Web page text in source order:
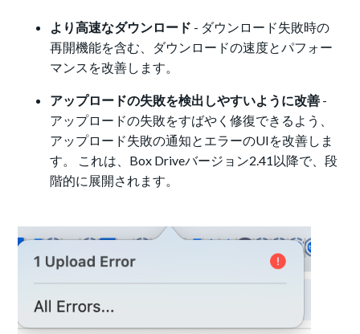
より高速なダウンロード - ダウンロード失敗時の
再開機能を含む、ダウンロードの速度とパフォー
マンスを改善します。
アップロードの失敗を検出しやすいように改善 -
アップロードの失敗をすばやく修復できるよう、
アップロード失敗の通知とエラーのUIを改善しま
す。 これは、Box Driveバージョン2.41以降で、段
階的に展開されます。